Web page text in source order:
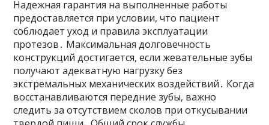
Надежная гарантия на выполненные работы
предоставляется при условии, что пациент
соблюдает уход и правила эксплуатации
протезов․ Максимальная долговечность
конструкций достигается, если жевательные зубы
получают адекватную нагрузку без
экстремальных механических воздействий․ Когда
восстанавливаются передние зубы, важно
следить за отсутствием сколов при откусывании